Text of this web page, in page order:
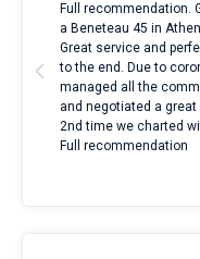
Full recommendation.
a Beneteau 45 in
Great service and
to the end. Due to
managed all the
and negotiated a
2nd time we charted
Full recommendation